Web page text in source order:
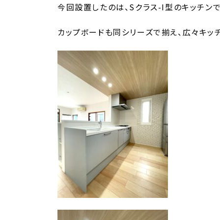
時
今回設置したのは、Sクラス-I型のキッチン
カップボードも同シリーズで揃え、広々キッ